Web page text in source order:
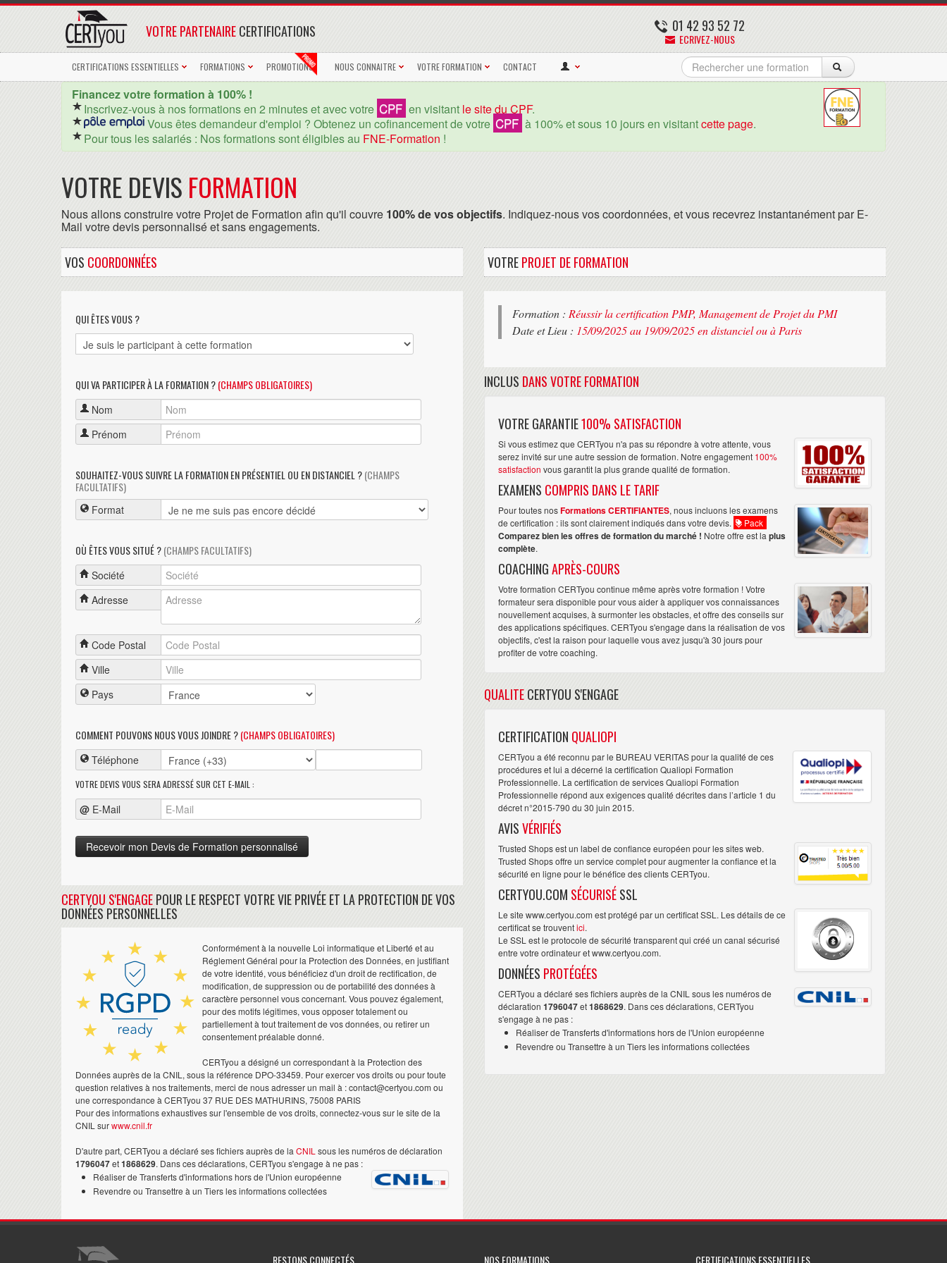
01 42 93 52 72
ECRIVEZ-NOUS
VOTRE PARTENAIRECERTIFICATIONS
CERTIFICATIONS ESSENTIELLES FORMATIONS PROMOTIONS NOUS CONNAITRE VOTRE FORMATION CONTACT
Financez votre formation à 100% !
Inscrivez-vous à nos formations en 2 minutes et avec votre CPF en visitant le site du CPF.
Vous êtes demandeur d'emploi ? Obtenez un cofinancement de votre CPF à 100% et sous 10 jours en visitantcette page.
Pour tous les salariés : Nos formations sont éligibles au FNE-Formation !
VOTRE DEVIS FORMATION
Nous allons construire votre Projet de Formation afin qu'il couvre 100% de vos objectifs. Indiquez-nous vos coordonnées, et vous recevrez instantanément par E-
Mail votre devis personnalisé et sans engagements.
VOS COORDONNÉES
QUI ÊTES VOUS ?
QUI VA PARTICIPER À LA FORMATION ?(CHAMPS OBLIGATOIRES)
Nom
Prénom
SOUHAITEZ-VOUS SUIVRE LA FORMATION EN PRÉSENTIEL OU EN DISTANCIEL ?(CHAMPS
FACULTATIFS)
Format
OÙ ÊTES VOUS SITUÉ ?(CHAMPS FACULTATIFS)
Société
Adresse
Code Postal
Ville
Pays
COMMENT POUVONS NOUS VOUS JOINDRE ?(CHAMPS OBLIGATOIRES)
Téléphone
VOTRE DEVIS VOUS SERA ADRESSÉ SUR CET E-MAIL :
@ E-Mail
CERTYOU S'ENGAGEPOUR LE RESPECT VOTRE VIE PRIVÉE ET LA PROTECTION DE VOS
DONNÉES PERSONNELLES
Conformément à la nouvelle Loi informatique et Liberté et au
Réglement Général pour la Protection des Données, en justifiant
de votre identité, vous bénéficiez d'un droit de rectification, de
modification, de suppression ou de portabilité des données à
caractère personnel vous concernant. Vous pouvez également,
pour des motifs légitimes, vous opposer totalement ou
partiellement à tout traitement de vos données, ou retirer un
consentement préalable donné.
CERTyou a désigné un correspondant à la Protection des
Données auprès de la CNIL, sous la référence DPO-33459. Pour exercer vos droits ou pour toute
question relatives à nos traitements, merci de nous adresser un mail à : contact@certyou.com ou
une correspondance à CERTyou 37 RUE DES MATHURINS, 75008 PARIS
Pour des informations exhaustives sur l'ensemble de vos droits, connectez-vous sur le site de la
CNIL surwww.cnil.fr
D'autre part, CERTyou a déclaré ses fichiers auprès de la CNIL sous les numéros de déclaration
1796047et1868629. Dans ces déclarations, CERTyou s'engage à ne pas :
Réaliser de Transferts d'informations hors de l'Union européenne
Revendre ou Transettre à un Tiers les informations collectées
VOTREPROJET DE FORMATION
Formation : Réussir la certification PMP, Management de Projet du PMI
Date et Lieu : 15/09/2025 au 19/09/2025 en distanciel ou à Paris
INCLUS DANS VOTRE FORMATION
VOTRE GARANTIE100% SATISFACTION
Si vous estimez que CERTyou n'a pas su répondre à votre attente, vous
serez invité sur une autre session de formation. Notre engagement 100%
satisfaction vous garantit la plus grande qualité de formation.
EXAMENS COMPRIS DANS LE TARIF
Pour toutes nosFormations CERTIFIANTES, nous incluons les examens
de certification : ils sont clairement indiqués dans votre devis.
Pack
Comparez bien les offres de formation du marché ! Notre offre est la plus
complète.
COACHINGAPRÈS-COURS
Votre formation CERTyou continue même après votre formation ! Votre
formateur sera disponible pour vous aider à appliquer vos connaissances
nouvellement acquises, à surmonter les obstacles, et offre des conseils sur
des applications spécifiques. CERTyou s'engage dans la réalisation de vos
objectifs, c'est la raison pour laquelle vous avez jusqu'à 30 jours pour
profiter de votre coaching.
QUALITECERTYOU S'ENGAGE
CERTIFICATION QUALIOPI
CERTyou a été reconnu par le BUREAU VERITAS pour la qualité de ces
procédures et lui a décerné la certification Qualiopi Formation
Professionnelle. La certification de services Qualiopi Formation
Professionnelle répond aux exigences qualité décrites dans l’article 1 du
décret n°2015-790 du 30 juin 2015.
AVISVÉRIFIÉS
Trusted Shops est un label de confiance européen pour les sites web.
Trusted Shops offre un service complet pour augmenter la confiance et la
sécurité en ligne pour le bénéfice des clients CERTyou.
CERTYOU.COM SÉCURISÉSSL
Le site www.certyou.com est protégé par un certificat SSL. Les détails de ce
certificat se trouventici.
Le SSL est le protocole de sécurité transparent qui créé un canal sécurisé
entre votre ordinateur et www.certyou.com.
DONNÉES PROTÉGÉES
CERTyou a déclaré ses fichiers auprès de la CNIL sous les numéros de
déclaration 1796047et1868629. Dans ces déclarations, CERTyou
s'engage à ne pas :
Réaliser de Transferts d'informations hors de l'Union européenne
Revendre ou Transettre à un Tiers les informations collectées
RESTONS CONNECTÉS NOS FORMATIONS CERTIFICATIONS ESSENTIELLES